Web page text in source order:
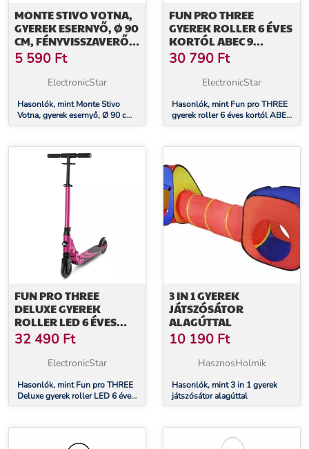
MONTE STIVO VOTNA,
GYEREK ESERNYŐ, Ø 90
CM, FÉNYVISSZAVERŐ,
ÖSSZECSUKHATÓ
5 590 Ft
ElectronicStar
Hasonlók, mint Monte Stivo
Votna, gyerek esernyő, Ø 90 cm,
fényvisszaverő, összecsukható
FUN PRO THREE
GYEREK ROLLER 6 ÉVES
KORTÓL ABEC 9
GOLYÓSCSAPÁGYAK
ÖSSZECSUKHATÓ
ÁLLÍTHATÓ
30 790 Ft
ElectronicStar
Hasonlók, mint Fun pro THREE
gyerek roller 6 éves kortól ABEC
9 golyóscsapágyak
magasságú
FUN PRO THREE
DELUXE GYEREK
ROLLER LED 6 ÉVES
KORTÓL ABEC 9
ÖSSZECSUKHATÓ
ÁLLÍTHATÓ MAGASSÁG
32 490 Ft
ElectronicStar
Hasonlók, mint Fun pro THREE
Deluxe gyerek roller LED 6 éves
kortól ABEC 9 összecsukható
3 IN 1 GYEREK
JÁTSZÓSÁTOR
ALAGÚTTAL
10 190 Ft
HasznosHolmik
Hasonlók, mint 3 in 1 gyerek
játszósátor alagúttal